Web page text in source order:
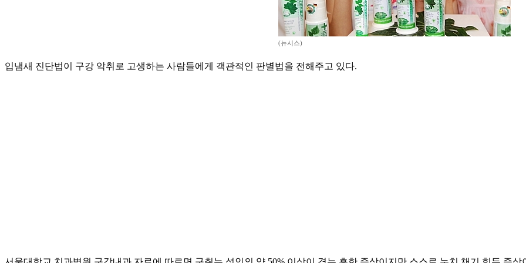
(뉴시스)
입냄새 진단법이 구강 악취로 고생하는 사람들에게 객관적인 판별법을 전해주고 있다.